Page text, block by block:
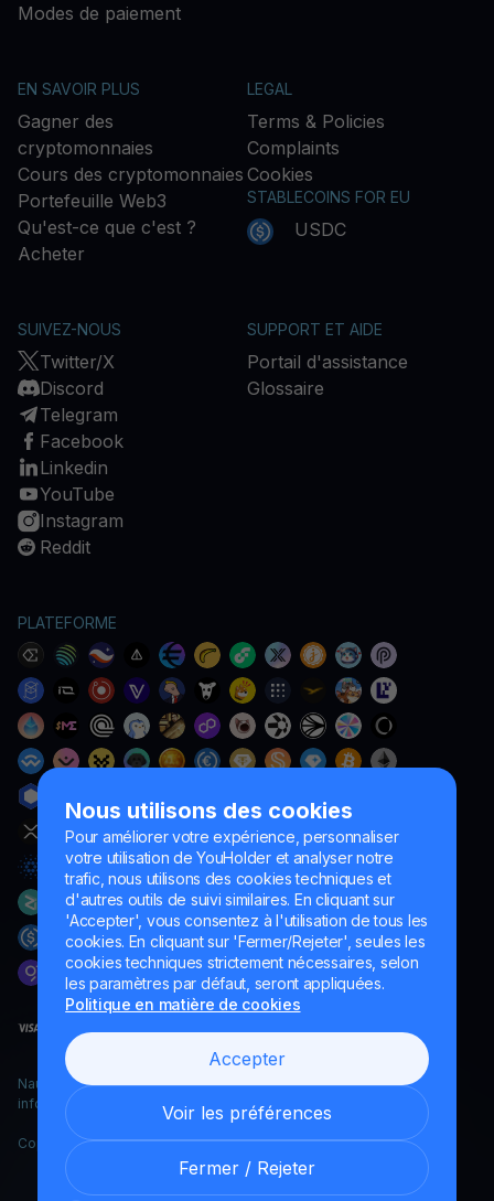
Nous utilisons des cookies
Pour améliorer votre expérience, personnaliser
votre utilisation de YouHolder et analyser notre
trafic, nous utilisons des cookies techniques et
d'autres outils de suivi similaires. En cliquant sur
'Accepter', vous consentez à l'utilisation de tous les
cookies. En cliquant sur 'Fermer/Rejeter', seules les
cookies techniques strictement nécessaires, selon
les paramètres par défaut, seront appliquées.
Politique en matière de cookies
Accepter
Voir les préférences
Fermer / Rejeter
Modes de paiement
EN SAVOIR PLUS
Gagner des
cryptomonnaies
Cours des cryptomonnaies
Portefeuille Web3
Qu'est-ce que c'est ?
Acheter
LEGAL
Terms & Policies
Complaints
Cookies
STABLECOINS FOR EU
USDC
SUIVEZ-NOUS
Twitter/X
Discord
Telegram
Facebook
Linkedin
YouTube
Instagram
Reddit
SUPPORT ET AIDE
Portail d'assistance
Glossaire
PLATEFORME
Naumard LTD. – uniquement à des fins de développement
informatique, de recherche et de marketing
Copyright YouHodler, 2026.